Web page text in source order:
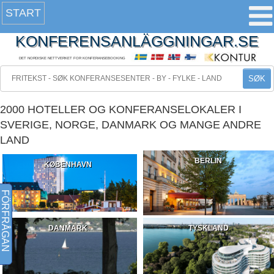
START
KONFERENSANLÄGGNINGAR.SE
DET NORDISKE NETTVERKET FOR KONFERANSEBOOKING
SØK
2000 HOTELLER OG KONFERANSELOKALER I
SVERIGE, NORGE, DANMARK OG MANGE ANDRE
LAND
KØBENHAVN BERLIN
DANMARK TYSKLAND
FÖRFRÅGAN